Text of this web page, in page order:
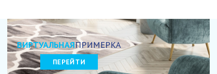
ВИРТУАЛЬНАЯПРИМЕРКА
ПЕРЕЙТИ